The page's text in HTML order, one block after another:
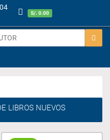
S/. 0.00
LIBROS NUEVOS